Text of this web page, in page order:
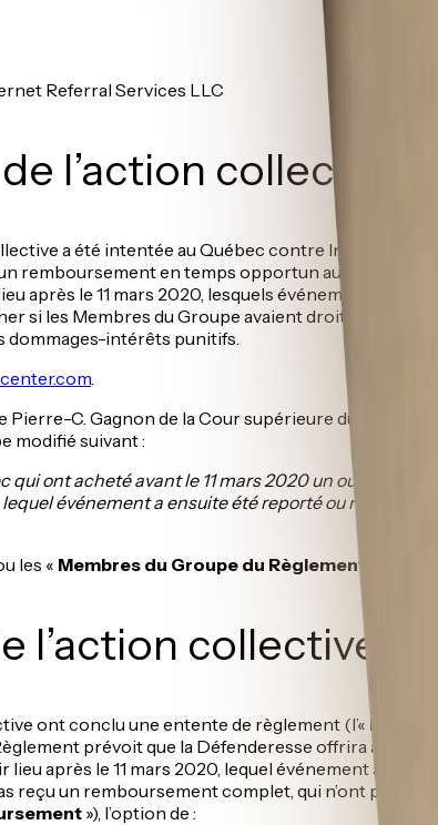
Referral Services LLC
l’action collective
a été intentée au Québec contre Internet
remboursement en temps opportun aux
après le 11 mars 2020, lesquels événements
si les Membres du Groupe avaient droit au
dommages-intérêts punitifs.
Pierre-C. Gagnon de la Cour supérieure du
modifié suivant :
qui ont acheté avant le 11 mars 2020 un ou
lequel événement a ensuite été reporté ou
les « Membres du Groupe du Règlement
l’action collective,
ont conclu une entente de règlement (l’«
prévoit que la Défenderesse offrira à ses
après le 11 mars 2020, lequel événement a par
reçu un remboursement complet, qui n’ont pas
»), l’option de :